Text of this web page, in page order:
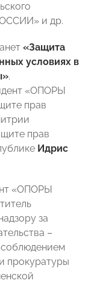
и др.
«Защита
условиях в
.
«ОПОРЫ
прав
прав
Идрис
«ОПОРЫ
за
–
соблюдением
прокуратуры